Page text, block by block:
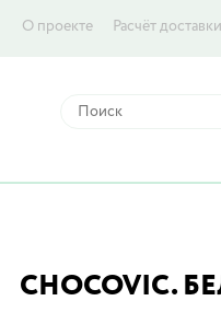
О проекте Расчёт доставки
CHOCOVIC.